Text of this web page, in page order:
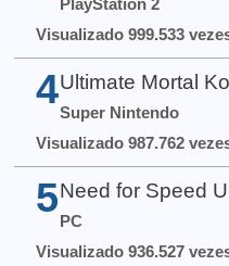
PlayStation 2
Visualizado 999.533
4 Ultimate Mortal
Super Nintendo
Visualizado 987.762
5 Need for Speed
PC
Visualizado 936.527